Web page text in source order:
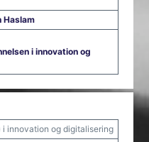
Haslam
i innovation og
i innovation og digitalisering